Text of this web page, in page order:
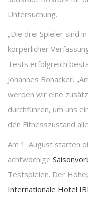
Untersuchung.
„Die drei Spieler sind
körperlicher
Tests erfolgreich
Johannes Bonacker.
werden wir eine
durchführen, um uns
den Fitnesszustand
Am 1. August starten
achtwöchige
Testspielen. Der
Internationale Hotel